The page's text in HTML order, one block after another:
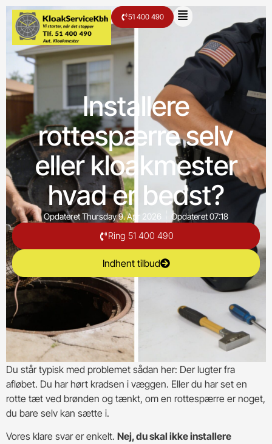
51 400 490
Installere
rottespærre selv
eller kloakmester
hvad er bedst?
OpdateretThursday 9. Apr 2026 Opdateret07:18
Ring 51 400 490
Indhent tilbud
Du står typisk med problemet sådan her: Der lugter fra
afløbet. Du har hørt kradsen i væggen. Eller du har set en
rotte tæt ved brønden og tænkt, om en rottespærre er noget,
du bare selv kan sætte i.
Vores klare svar er enkelt. Nej, du skal ikke installere